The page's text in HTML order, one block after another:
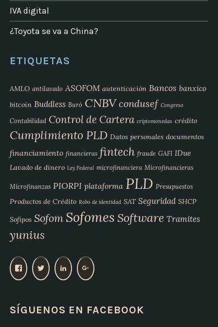
IVA digital
¿Toyota se va a China?
ETIQUETAS
AMLO antilavado ASOFOM autenticación Bancos banxico
bitcoin Buddless Buró CNBVcondusef Congreso
Contabilidad Control de Cartera criptomonedas crédito
Cumplimiento PLD Datos personales documentos
financiamiento financieras fintech fraude GAFI IDue
Lavado de dinero Ley Federal microfinanciera Microfinancieras
Microfinanzas PIORPI plataforma PLD Presupuestos
Productos de Crédito Robo de identidad SAT Seguridad SHCP
Sofipos Sofom Sofomes Software Tramites
yunius
V
p
e
V
e
V
e
V
SÍGUENOS EN FACEBOOK